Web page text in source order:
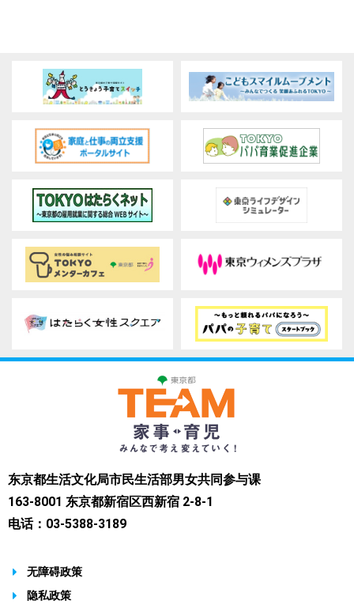
东京都生活文化局市民生活部男女共同参与课
163-8001 东京都新宿区西新宿 2-8-1
电话：03-5388-3189
无障碍政策
隐私政策